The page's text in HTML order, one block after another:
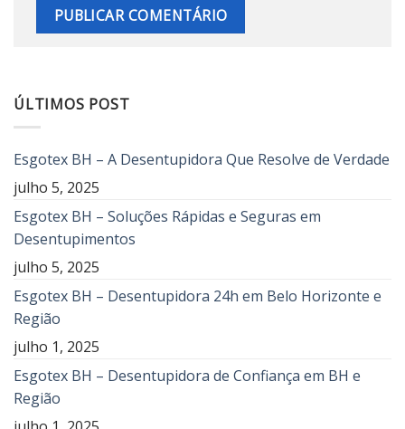
ÚLTIMOS POST
Esgotex BH – A Desentupidora Que Resolve de Verdade
julho 5, 2025
Esgotex BH – Soluções Rápidas e Seguras em
Desentupimentos
julho 5, 2025
Esgotex BH – Desentupidora 24h em Belo Horizonte e
Região
julho 1, 2025
Esgotex BH – Desentupidora de Confiança em BH e
Região